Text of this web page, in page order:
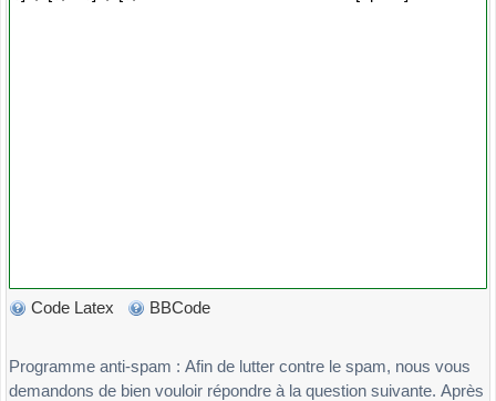
Code Latex BBCode
Programme anti-spam : Afin de lutter contre le spam, nous vous
demandons de bien vouloir répondre à la question suivante. Après